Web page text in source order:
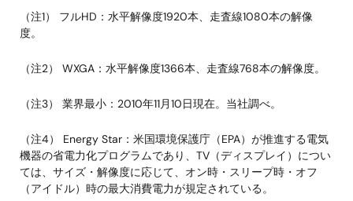
（注1） フルHD：水平解像度1920本、走査線1080本の解像
度。
（注2） WXGA：水平解像度1366本、走査線768本の解像度。
（注3） 業界最小：2010年11月10日現在。当社調べ。
（注4） Energy Star：米国環境保護庁（EPA）が推進する電気
機器の省電力化プログラムであり、TV（ディスプレイ）につい
ては、サイズ・解像度に応じて、オン時・スリープ時・オフ
（アイドル）時の最大消費電力が規定されている。